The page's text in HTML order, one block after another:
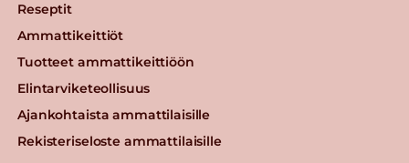
Reseptit
Ammattikeittiöt
Tuotteet ammattikeittiöön
Elintarviketeollisuus
Ajankohtaista ammattilaisille
Rekisteriseloste ammattilaisille